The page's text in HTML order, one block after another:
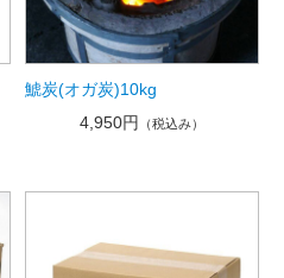
鯱炭(オガ炭)10kg
4,950円
（税込み）